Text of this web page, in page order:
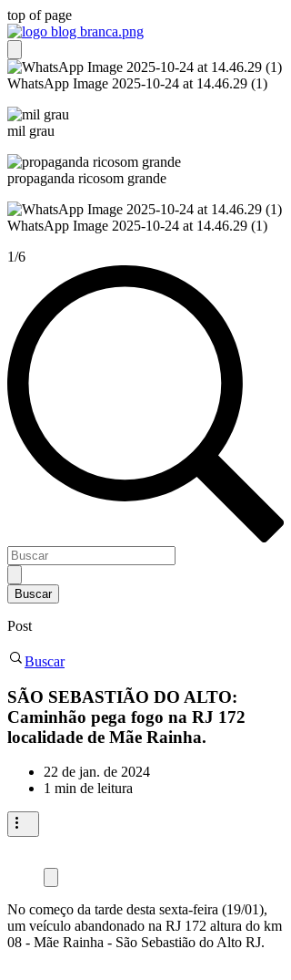
top of page
WhatsApp Image 2025-10-24 at 14.46.29 (1)
mil grau
propaganda ricosom grande
WhatsApp Image 2025-10-24 at 14.46.29 (1)
1/6
Post
Buscar
SÃO SEBASTIÃO DO ALTO:
Caminhão pega fogo na RJ 172
localidade de Mãe Rainha.
22 de jan. de 2024
1 min de leitura
No começo da tarde desta sexta-feira (19/01),
um veículo abandonado na RJ 172 altura do km
08 - Mãe Rainha - São Sebastião do Alto RJ.